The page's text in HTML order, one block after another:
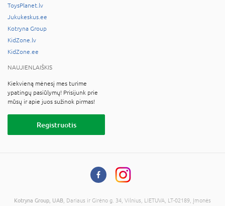
ToysPlanet.lv
Jukukeskus.ee
Kotryna Group
KidZone.lv
KidZone.ee
NAUJIENLAIŠKIS
Kiekvieną mėnesį mes turime
ypatingų pasiūlymų! Prisijunk prie
mūsų ir apie juos sužinok pirmas!
Registruotis
Kotryna Group, UAB , Dariaus ir Girėno g. 34, Vilnius, LIETUVA, LT-02189, Įmonės